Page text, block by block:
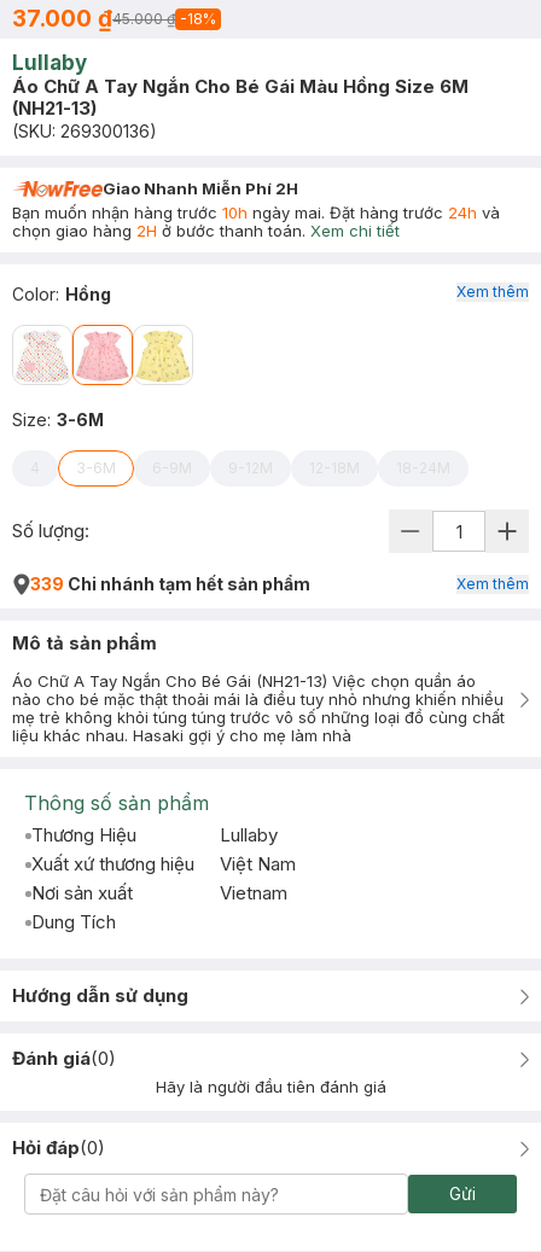
37.000 ₫45.000 ₫ -18%
Lullaby
Áo Chữ A Tay Ngắn Cho Bé Gái Màu Hồng Size 6M
(NH21-13)
(SKU: 269300136)
Giao Nhanh Miễn Phí 2H
Bạn muốn nhận hàng trước 10h ngày mai. Đặt hàng trước 24h và
chọn giao hàng 2H ở bước thanh toán. Xem chi tiết
Color: Hồng
Size: 3-6M
4 3-6M 6-9M 9-12M 12-18M 18-24M
Xem thêm
Số lượng:
339 Chi nhánh tạm hết sản phẩm Xem thêm
Mô tả sản phẩm
Áo Chữ A Tay Ngắn Cho Bé Gái (NH21-13) Việc chọn quần áo
nào cho bé mặc thật thoải mái là điều tuy nhỏ nhưng khiến nhiều
mẹ trẻ không khỏi túng túng trước vô số những loại đồ cùng chất
liệu khác nhau. Hasaki gợi ý cho mẹ làm nhà
Thông số sản phẩm
Thương Hiệu
Lullaby
Xuất xứ thương hiệu
Việt Nam
Nơi sản xuất
Vietnam
Dung Tích
Hướng dẫn sử dụng
Đánh giá(0)
Hãy là người đầu tiên đánh giá
Hỏi đáp(0)
Gửi